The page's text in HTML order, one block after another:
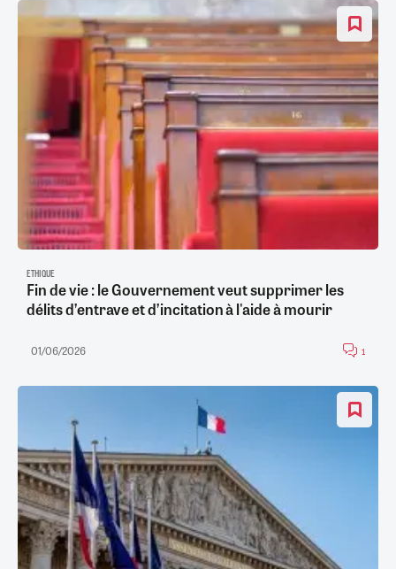
ETHIQUE
Fin de vie : le Gouvernement veut supprimer les
délits d’entrave et d’incitation à l'aide à mourir
01/06/2026 1